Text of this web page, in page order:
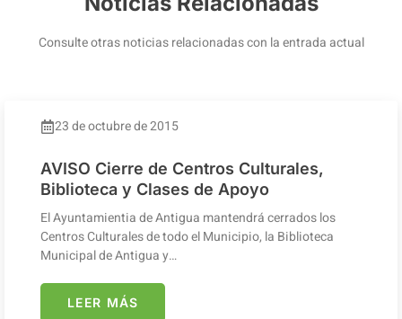
Consulte otras noticias relacionadas con la entrada actual
23 de octubre de 2015
AVISO Cierre de Centros Culturales,
Biblioteca y Clases de Apoyo
El Ayuntamientia de Antigua mantendrá cerrados los
Centros Culturales de todo el Municipio, la Biblioteca
Municipal de Antigua y…
LEER MÁS